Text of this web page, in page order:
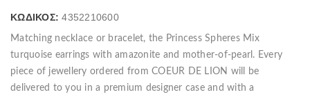
ΚΩΔΙΚΌΣ:4352210600
Matching necklace or bracelet, the Princess Spheres Mix
turquoise earrings with amazonite and mother-of-pearl. Every
piece of jewellery ordered from COEUR DE LION will be
delivered to you in a premium designer case and with a